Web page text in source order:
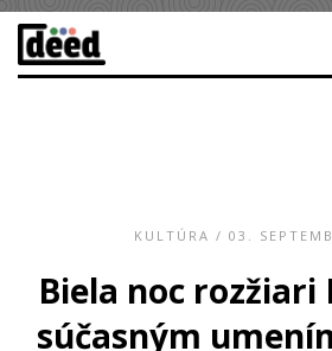
KULTÚRA / 03.
Biela noc
súčasným